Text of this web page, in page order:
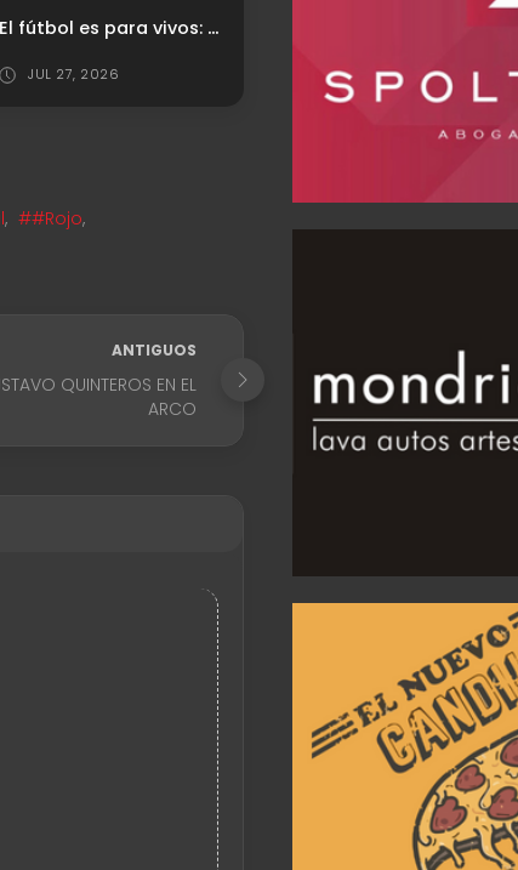
El fútbol es para vivos: ¡Esto dejó el triunfazo en La Plata!
JUL 27, 2026 JUL 25, 2026
, ##Rojo,
ANTIGUOS
QUINTEROS EN EL
ARCO